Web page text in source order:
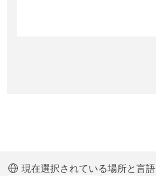
現在選択されている場所と言語